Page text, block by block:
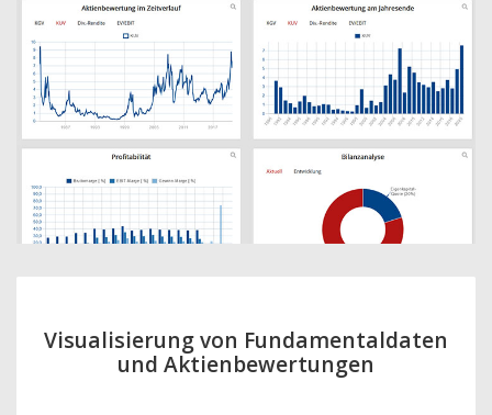
Visualisierung von Fundamentaldaten
und Aktienbewertungen